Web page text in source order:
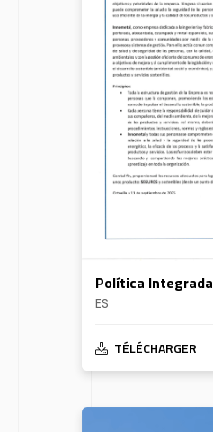
Política Integrada
ES
TÉLÉCHARGER